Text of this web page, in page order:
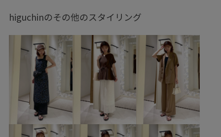
バッグ ボストンバッグ GDF16030
0318PRESS対象商品 1枚でも着れる
20260318PRESS対象商品 26SSceremony
26SSlightouter_1 26SSlightouter_5 26SSRPボトム
26SS_クリアツイル 26SSクリアツイル 2WAYで使える
RP26SS RP26SSceremony RP26SS_goods
higuchinのその他のスタイリング